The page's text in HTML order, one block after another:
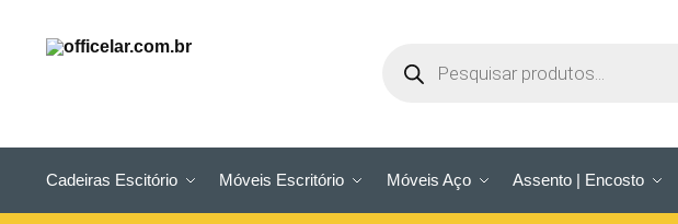
Cadeiras Escitório Móveis Escritório Móveis Aço Assento | Encosto